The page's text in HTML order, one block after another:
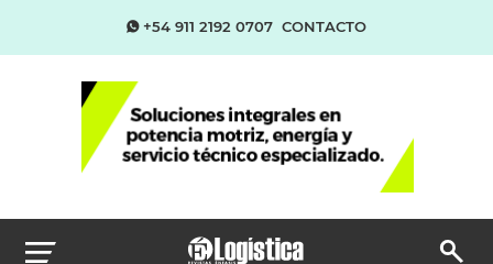
+54 911 2192 0707 CONTACTO